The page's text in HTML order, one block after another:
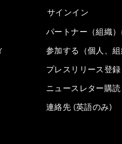
サインイン
パートナー（組織
参加する（個人、組
プレスリリース登録
ニュースレター購読
連絡先 (英語のみ)